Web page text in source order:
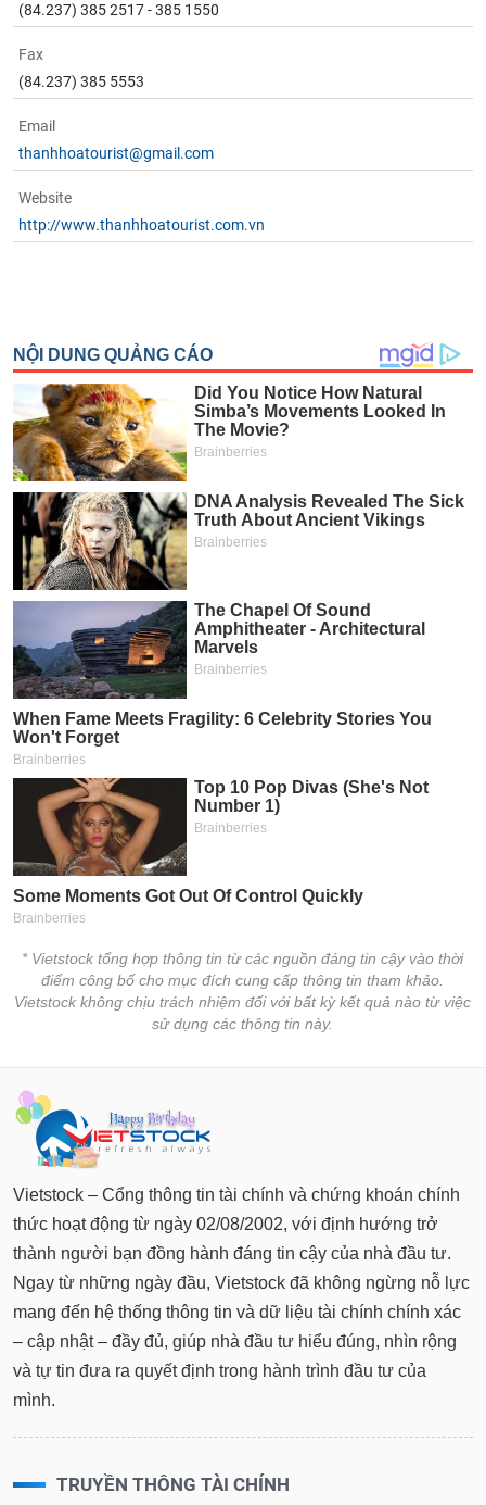
(84.237) 385 2517 - 385 1550
Fax
(84.237) 385 5553
Email
thanhhoatourist@gmail.com
Website
http://www.thanhhoatourist.com.vn
* Vietstock tổng hợp thông tin từ các nguồn đáng tin cậy vào thời
điểm công bố cho mục đích cung cấp thông tin tham khảo.
Vietstock không chịu trách nhiệm đối với bất kỳ kết quả nào từ việc
sử dụng các thông tin này.
Vietstock – Cổng thông tin tài chính và chứng khoán chính
thức hoạt động từ ngày 02/08/2002, với định hướng trở
thành người bạn đồng hành đáng tin cậy của nhà đầu tư.
Ngay từ những ngày đầu, Vietstock đã không ngừng nỗ lực
mang đến hệ thống thông tin và dữ liệu tài chính chính xác
– cập nhật – đầy đủ, giúp nhà đầu tư hiểu đúng, nhìn rộng
và tự tin đưa ra quyết định trong hành trình đầu tư của
mình.
TRUYỀN THÔNG TÀI CHÍNH